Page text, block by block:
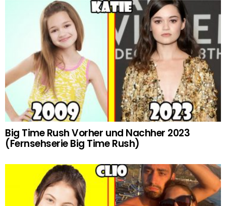
Big Time Rush Vorher und Nachher 2023
(Fernsehserie Big Time Rush)